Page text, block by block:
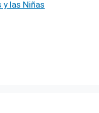
las Niñas